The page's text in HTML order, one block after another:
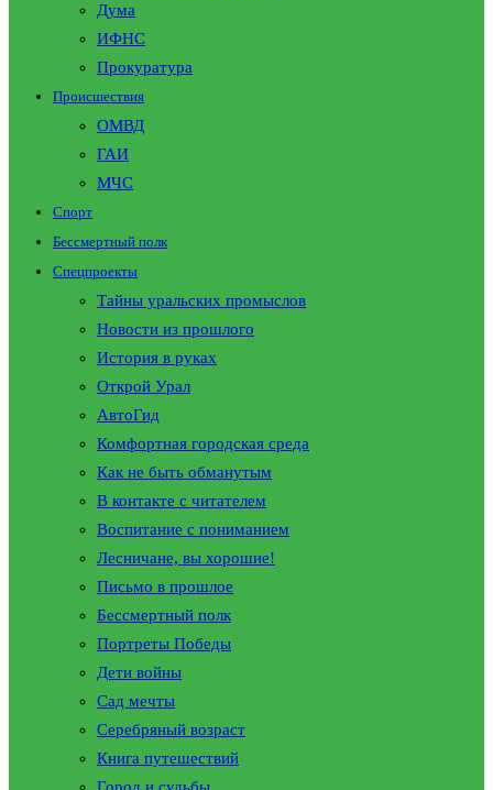
Дума
ИФНС
Прокуратура
Происшествия
ОМВД
ГАИ
МЧС
Спорт
Бессмертный полк
Спецпроекты
Тайны уральских промыслов
Новости из прошлого
История в руках
Открой Урал
АвтоГид
Комфортная городская среда
Как не быть обманутым
В контакте с читателем
Воспитание с пониманием
Лесничане, вы хорошие!
Письмо в прошлое
Бессмертный полк
Портреты Победы
Дети войны
Сад мечты
Серебряный возраст
Книга путешествий